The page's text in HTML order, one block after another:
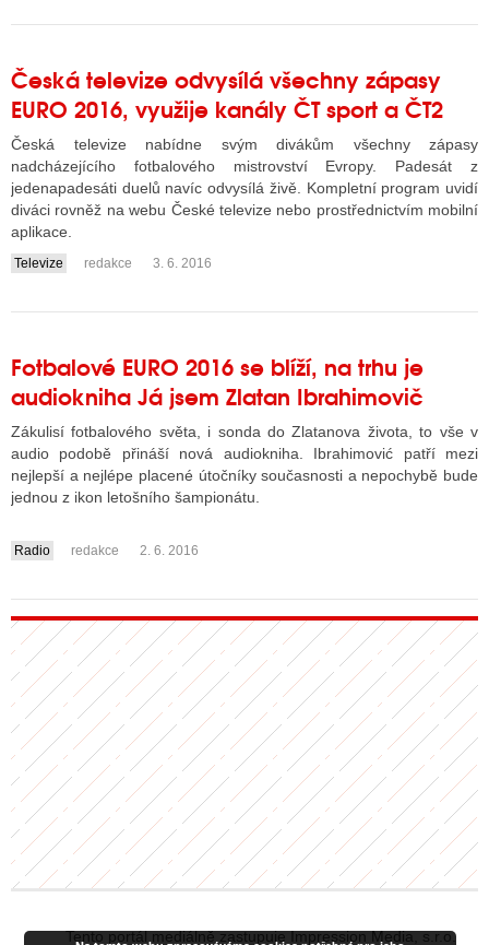
Česká televize odvysílá všechny zápasy
EURO 2016, využije kanály ČT sport a ČT2
Česká televize nabídne svým divákům všechny zápasy
nadcházejícího fotbalového mistrovství Evropy. Padesát z
jedenapadesáti duelů navíc odvysílá živě. Kompletní program uvidí
diváci rovněž na webu České televize nebo prostřednictvím mobilní
aplikace.
....
Televize redakce 3. 6. 2016
Fotbalové EURO 2016 se blíží, na trhu je
audiokniha Já jsem Zlatan Ibrahimovič
Zákulisí fotbalového světa, i sonda do Zlatanova života, to vše v
audio podobě přináší nová audiokniha. Ibrahimović patří mezi
nejlepší a nejlépe placené útočníky současnosti a nepochybě bude
jednou z ikon letošního šampionátu.
....
Radio redakce 2. 6. 2016
Tento portál mediálně zastupuje Impression Media, s.r.o.